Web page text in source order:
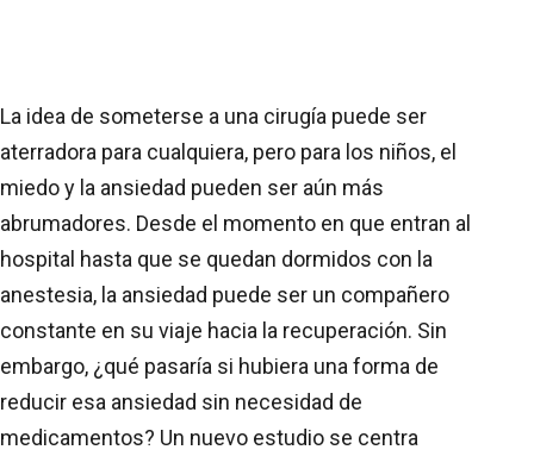
La idea de someterse a una cirugía puede ser
aterradora para cualquiera, pero para los niños, el
miedo y la ansiedad pueden ser aún más
abrumadores. Desde el momento en que entran al
hospital hasta que se quedan dormidos con la
anestesia, la ansiedad puede ser un compañero
constante en su viaje hacia la recuperación. Sin
embargo, ¿qué pasaría si hubiera una forma de
reducir esa ansiedad sin necesidad de
medicamentos? Un nuevo estudio se centra